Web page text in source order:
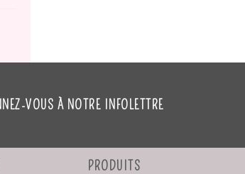
VOUS À NOTRE INFOLETTRE
PRODUITS